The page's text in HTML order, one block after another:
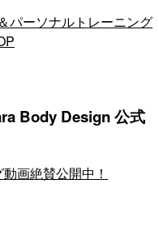
パーソナルトレーニング
Body Design 公式
画絶賛公開中！